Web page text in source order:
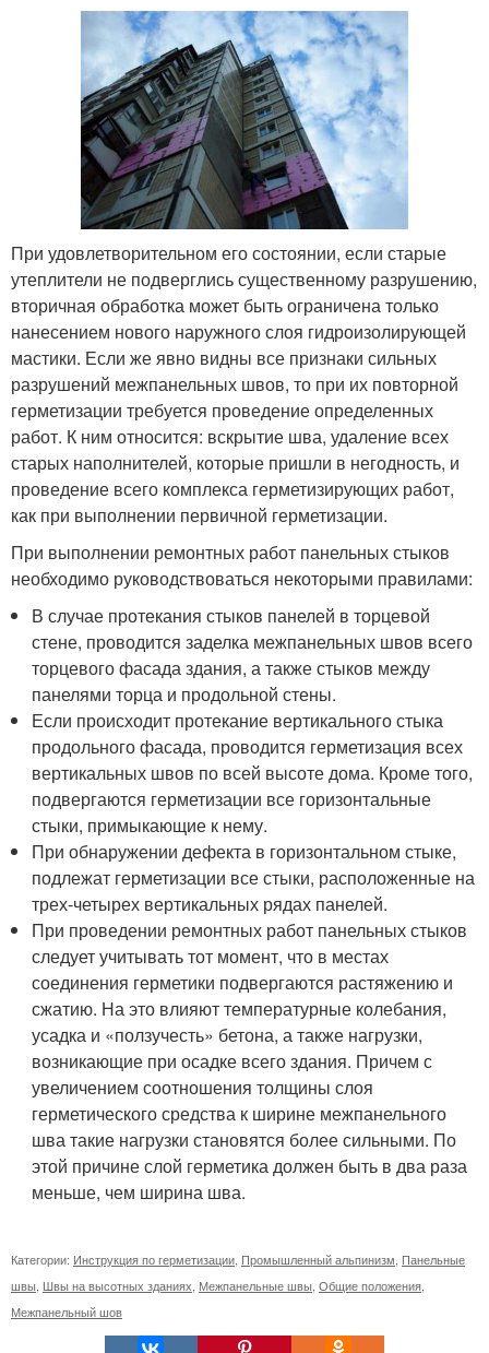
При удовлетворительном его состоянии, если старые
утеплители не подверглись существенному разрушению,
вторичная обработка может быть ограничена только
нанесением нового наружного слоя гидроизолирующей
мастики. Если же явно видны все признаки сильных
разрушений межпанельных швов, то при их повторной
герметизации требуется проведение определенных
работ. К ним относится: вскрытие шва, удаление всех
старых наполнителей, которые пришли в негодность, и
проведение всего комплекса герметизирующих работ,
как при выполнении первичной герметизации.
При выполнении ремонтных работ панельных стыков
необходимо руководствоваться некоторыми правилами:
В случае протекания стыков панелей в торцевой
стене, проводится заделка межпанельных швов всего
торцевого фасада здания, а также стыков между
панелями торца и продольной стены.
Если происходит протекание вертикального стыка
продольного фасада, проводится герметизация всех
вертикальных швов по всей высоте дома. Кроме того,
подвергаются герметизации все горизонтальные
стыки, примыкающие к нему.
При обнаружении дефекта в горизонтальном стыке,
подлежат герметизации все стыки, расположенные на
трех-четырех вертикальных рядах панелей.
При проведении ремонтных работ панельных стыков
следует учитывать тот момент, что в местах
соединения герметики подвергаются растяжению и
сжатию. На это влияют температурные колебания,
усадка и «ползучесть» бетона, а также нагрузки,
возникающие при осадке всего здания. Причем с
увеличением соотношения толщины слоя
герметического средства к ширине межпанельного
шва такие нагрузки становятся более сильными. По
этой причине слой герметика должен быть в два раза
меньше, чем ширина шва.
Категории: Инструкция по герметизации Промышленный альпинизм Панельные
швы Швы на высотных зданиях Межпанельные швы Общие положения
Межпанельный шов